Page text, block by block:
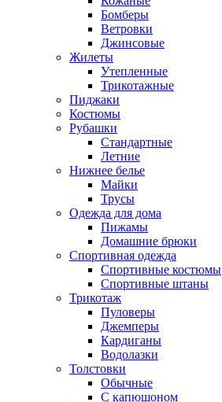
Бомберы
Ветровки
Джинсовые
Жилеты
Утепленные
Трикотажные
Пиджаки
Костюмы
Рубашки
Стандартные
Летние
Нижнее белье
Майки
Трусы
Одежда для дома
Пижамы
Домашние брюки
Спортивная одежда
Спортивные костюмы
Спортивные штаны
Трикотаж
Пуловеры
Джемперы
Кардиганы
Водолазки
Толстовки
Обычные
С капюшоном